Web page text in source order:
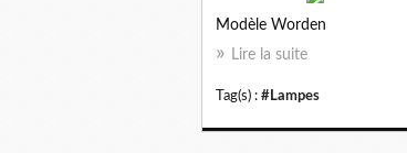
Modèle Worden
Lire la suite
Tag(s) : #Lampes